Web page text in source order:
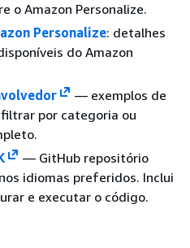
o Amazon Personalize.
Personalize: detalhes
do Amazon
— exemplos de
por categoria ou
— GitHub repositório
idiomas preferidos. Inclui
e executar o código.